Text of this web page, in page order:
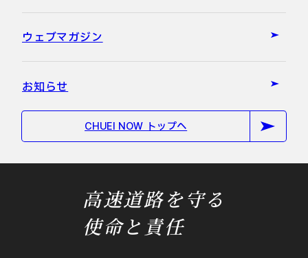
ウェブマガジン
お知らせ
CHUEI NOW トップへ
高速道路を守る
使命と責任